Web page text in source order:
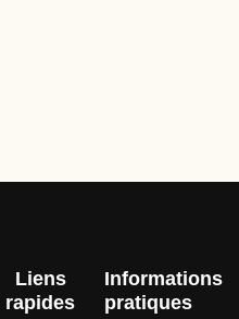
Liens
rapides
Informations
pratiques